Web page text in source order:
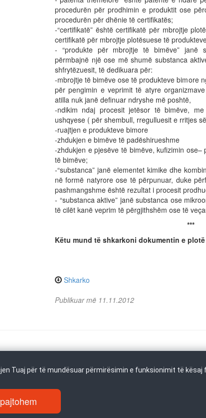
procedurën për prodhimin e produktit ose
procedurën për dhënie të certifikatës;
-“certifikatë” është certifikatë për mbrojtje
certifikatë për mbrojtje plotësuese të
- “produkte për mbrojtje të bimëve” janë
përmbajnë një ose më shumë substanca
shfrytëzuesit, të dedikuara për:
-mbrojtje të bimëve ose të produkteve bimore
për pengimin e veprimit të atyre
atilla nuk janë definuar ndryshe më poshtë,
-ndikim ndaj procesit jetësor të bimëve,
ushqyese ( për shembull, rregulluesit e rritjes
-ruajtjen e produkteve bimore
-zhdukjen e bimëve të padëshirueshme
-zhdukjen e pjesëve të bimëve, kufizimin
të bimëve;
-“substanca” janë elementet kimike dhe
në formë natyrore ose të përpunuar, duke
pashmangshme është rezultat i procesit
- “substanca aktive” janë substanca ose
të cilët kanë veprim të përgjithshëm ose të
***
Këtu mund të shkarkoni dokumentin e
Shkarko
Publikuar më 11.11.2012
Beko, kati i 1-rë, 1000 Shkup, Tel: +389 2 3103 601 (641), Faks: +389 2
Tuaj për të mundësuar përmirësimin e funksionimit të kësaj